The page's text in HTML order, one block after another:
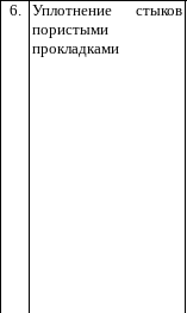
6.
Уплотнение стыков
пористыми
прокладками